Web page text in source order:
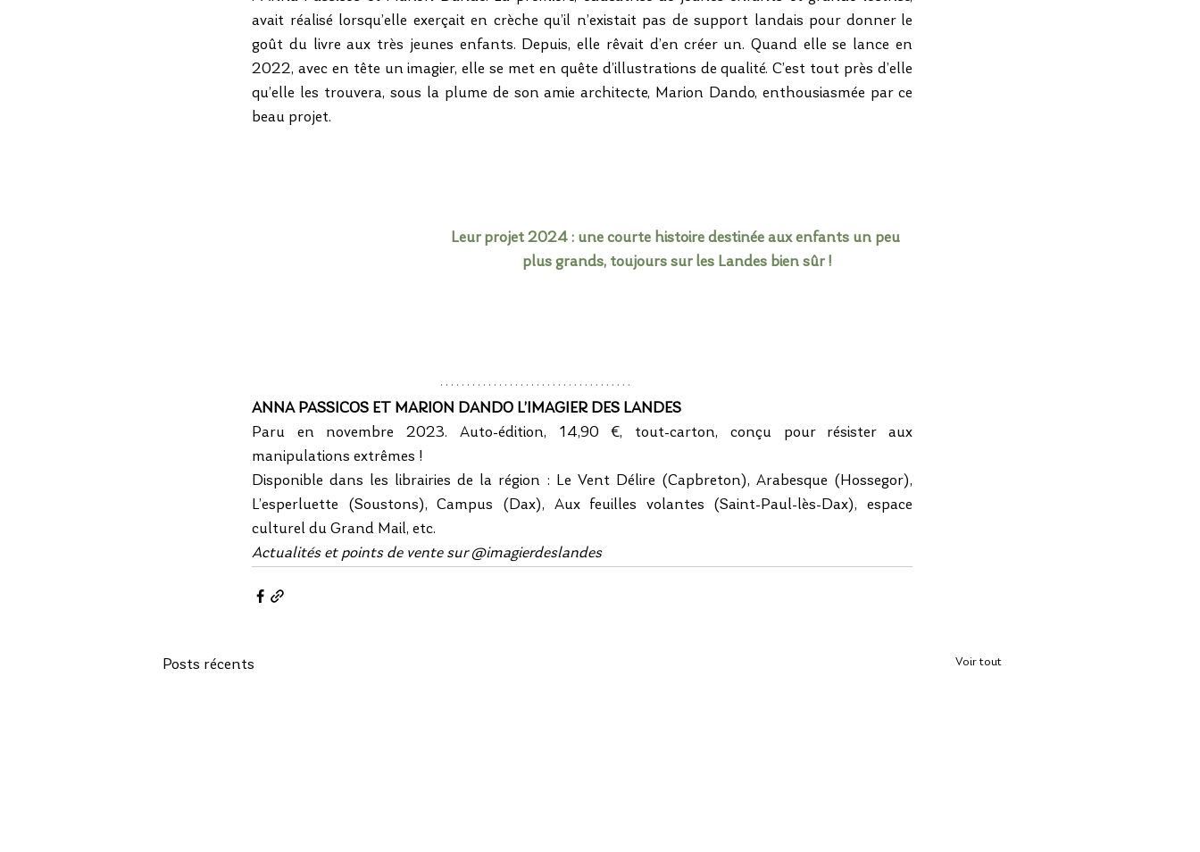
avait réalisé lorsqu’elle exerçait en crèche qu’il n’existait pas de support landais pour donner le
goût du livre aux très jeunes enfants. Depuis, elle rêvait d’en créer un. Quand elle se lance en
2022, avec en tête un imagier, elle se met en quête d’illustrations de qualité. C’est tout près d’elle
qu’elle les trouvera, sous la plume de son amie architecte, Marion Dando, enthousiasmée par ce
beau projet.
Leur projet 2024 : une courte histoire destinée aux enfants un peu
plus grands, toujours sur les Landes bien sûr !
ANNA PASSICOS ET MARION DANDO L’IMAGIER DES LANDES
Paru en novembre 2023. Auto-édition, 14,90 €, tout-carton, conçu pour résister aux
manipulations extrêmes !
Disponible dans les librairies de la région : Le Vent Délire (Capbreton), Arabesque (Hossegor),
L’esperluette (Soustons), Campus (Dax), Aux feuilles volantes (Saint-Paul-lès-Dax), espace
culturel du Grand Mail, etc.
Actualités et points de vente sur @imagierdeslandes
Posts récents Voir tout